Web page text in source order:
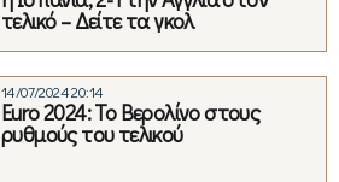
τελικό – Δείτε τα γκολ
14/07/2024 20:14
Euro 2024: Το Βερολίνο στους
ρυθμούς του τελικού